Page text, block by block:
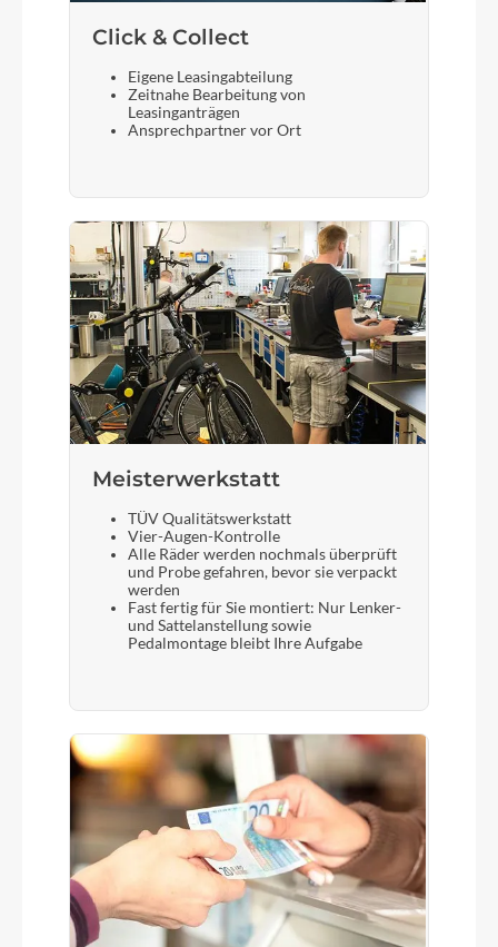
Click & Collect
Eigene Leasingabteilung
Zeitnahe Bearbeitung von
Leasinganträgen
Ansprechpartner vor Ort
Meisterwerkstatt
TÜV Qualitätswerkstatt
Vier-Augen-Kontrolle
Alle Räder werden nochmals überprüft
und Probe gefahren, bevor sie verpackt
werden
Fast fertig für Sie montiert: Nur Lenker-
und Sattelanstellung sowie
Pedalmontage bleibt Ihre Aufgabe